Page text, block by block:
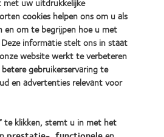
(2012)
cookies helpen ons om u als
en om te begrijpen hoe u met
informatie stelt ons in staat
website werkt te verbeteren
gebruikerservaring te
en advertenties relevant voor
te klikken, stemt u in met het